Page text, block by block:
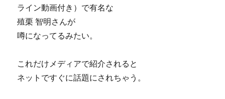
果
つ
い
ビ
ュ
ライン動画付き）で有名な
殖栗 智明さんが
噂になってるみたい。
これだけメディアで紹介されると
ネットですぐに話題にされちゃう。